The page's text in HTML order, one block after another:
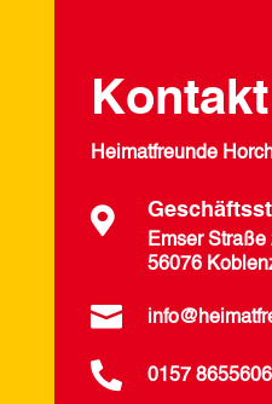
Kontakt
Heimatfreunde

Emser Straße
56076

 0157